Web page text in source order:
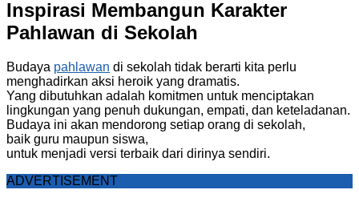
Inspirasi Membangun Karakter
Pahlawan di Sekolah
Budaya pahlawan di sekolah tidak berarti kita perlu
menghadirkan aksi heroik yang dramatis.
Yang dibutuhkan adalah komitmen untuk menciptakan
lingkungan yang penuh dukungan, empati, dan keteladanan.
Budaya ini akan mendorong setiap orang di sekolah,
baik guru maupun siswa,
untuk menjadi versi terbaik dari dirinya sendiri.
ADVERTISEMENT